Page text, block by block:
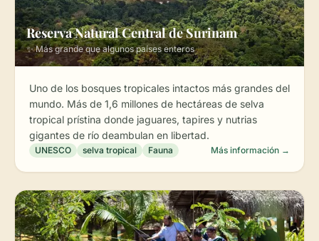
Reserva Natural Central de Surinam
✨ Más grande que algunos países enteros
Uno de los bosques tropicales intactos más grandes del
mundo. Más de 1,6 millones de hectáreas de selva
tropical prístina donde jaguares, tapires y nutrias
gigantes de río deambulan en libertad.
UNESCO selva tropical Fauna Más información →